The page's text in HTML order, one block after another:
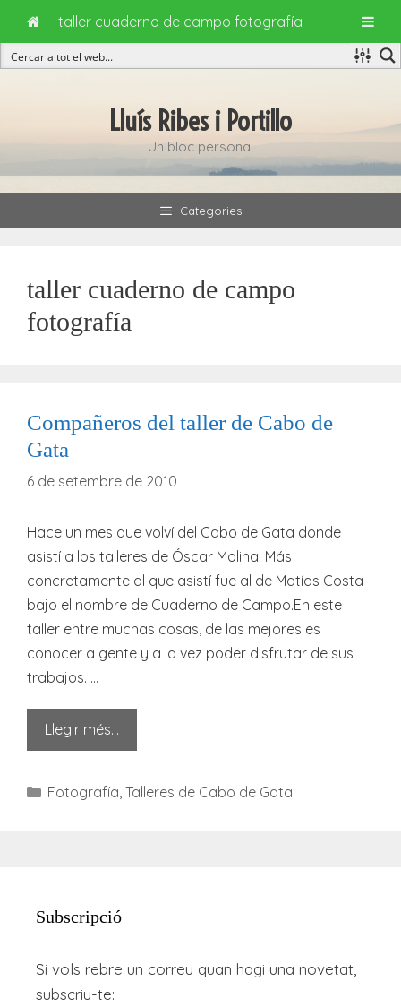
Lluís Ribes i Portillo
Un bloc personal
Categories
taller cuaderno de campo
fotografía
Compañeros del taller de Cabo de
Gata
6 de setembre de 2010
Hace un mes que volví del Cabo de Gata donde
asistí a los talleres de Óscar Molina. Más
concretamente al que asistí fue al de Matías Costa
bajo el nombre de Cuaderno de Campo.En este
taller entre muchas cosas, de las mejores es
conocer a gente y a la vez poder disfrutar de sus
trabajos. …
Llegir més…
Categories
Fotografía Talleres de Cabo de Gata
Subscripció
Si vols rebre un correu quan hagi una novetat,
subscriu-te:
taller cuaderno de campo fotografía